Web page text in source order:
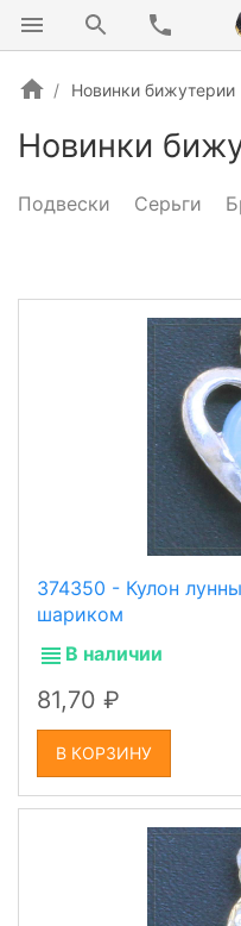
Новинки бижутерии
Новинки
Подвески Серьги
374350 - Кулон
шариком
В наличии
81,70
В КОРЗИНУ